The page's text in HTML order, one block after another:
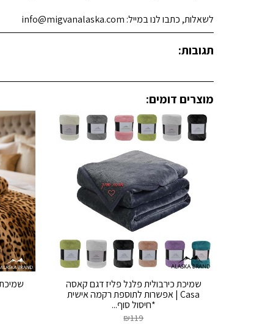
לשאלות, כתבו לנו במייל: info@migvanalaska.com
תגובות:
מוצרים דומים:
שמיכת כירבולית פלנל פליז דגם קאסה
Casa | אפשרות לתוספת רקמה אישית
*חיסול סוף...
₪119